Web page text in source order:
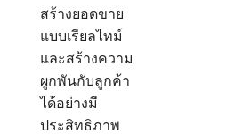
สร้างยอดขาย
แบบเรียลไทม์
และสร้างความ
ผูกพันกับลูกค้า
ได้อย่างมี
ประสิทธิภาพ